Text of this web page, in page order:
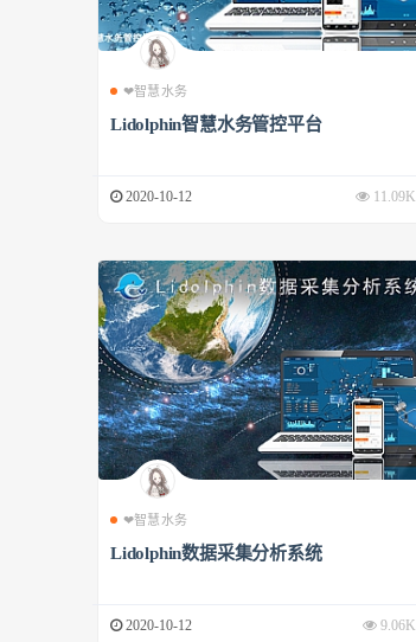
❤智慧水务
Lidolphin智慧水务管控平台
2020-10-12 11.09K
❤智慧水务
Lidolphin数据采集分析系统
2020-10-12 9.06K